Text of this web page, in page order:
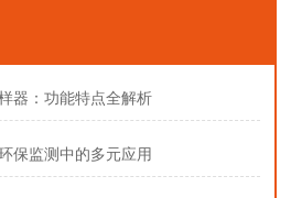
器：功能特点全解析
保监测中的多元应用